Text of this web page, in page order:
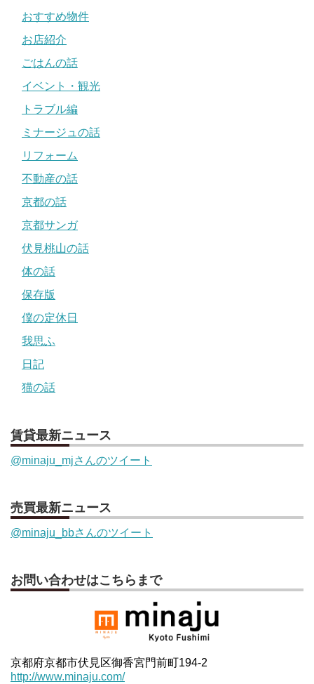
おすすめ物件
お店紹介
ごはんの話
イベント・観光
トラブル編
ミナージュの話
リフォーム
不動産の話
京都の話
京都サンガ
伏見桃山の話
体の話
保存版
僕の定休日
我思ふ
日記
猫の話
賃貸最新ニュース
@minaju_mjさんのツイート
売買最新ニュース
@minaju_bbさんのツイート
お問い合わせはこちらまで
京都府京都市伏見区御香宮門前町194-2
http://www.minaju.com/